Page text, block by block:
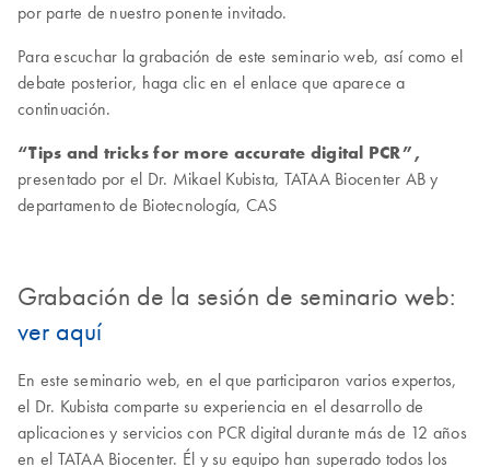
por parte de nuestro ponente invitado.
Para escuchar la grabación de este seminario web, así como el
debate posterior, haga clic en el enlace que aparece a
continuación.
“Tips and tricks for more accurate digital PCR”,
presentado por el Dr. Mikael Kubista, TATAA Biocenter AB y
departamento de Biotecnología, CAS
Grabación de la sesión de seminario web:
ver aquí
En este seminario web, en el que participaron varios expertos,
el Dr. Kubista comparte su experiencia en el desarrollo de
aplicaciones y servicios con PCR digital durante más de 12 años
en el TATAA Biocenter. Él y su equipo han superado todos los